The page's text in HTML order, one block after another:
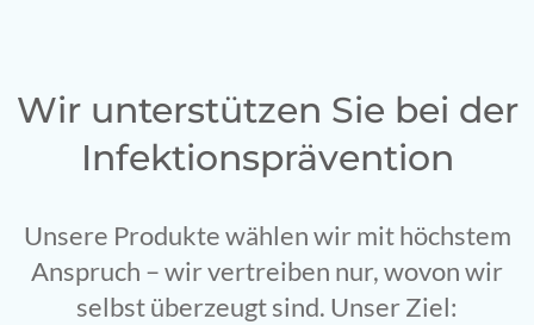
Wir unterstützen Sie bei der
Infektions­prävention
Unsere Produkte wählen wir mit höchstem
Anspruch – wir vertreiben nur, wovon wir
selbst überzeugt sind. Unser Ziel: